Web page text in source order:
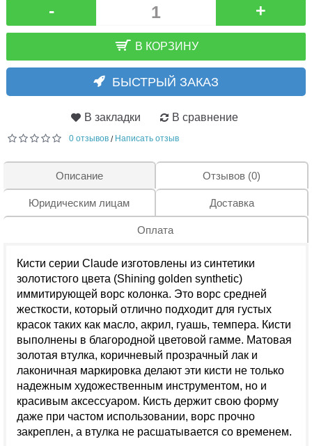
- +
В КОРЗИНУ
БЫСТРЫЙ ЗАКАЗ
В закладки В сравнение
0 отзывов / Написать отзыв
Описание Отзывов (0)
Юридическим лицам Доставка
Оплата
Кисти серии Claude изготовлены из синтетики
золотистого цвета (Shining golden synthetic)
иммитирующей ворс колонка. Это ворс средней
жесткости, который отлично подходит для густых
красок таких как масло, акрил, гуашь, темпера. Кисти
выполнены в благородной цветовой гамме. Матовая
золотая втулка, коричневый прозрачный лак и
лаконичная маркировка делают эти кисти не только
надежным художественным инструментом, но и
красивым аксессуаром. Кисть держит свою форму
даже при частом использовании, ворс прочно
закреплен, а втулка не расшатывается со временем.